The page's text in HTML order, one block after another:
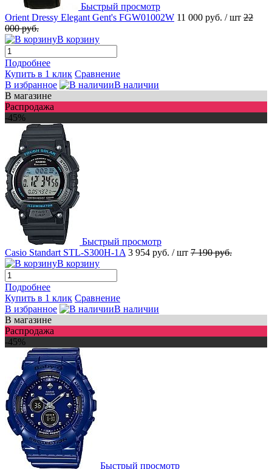
Быстрый просмотр
Orient Dressy Elegant Gent's FGW01002W 11 000 руб. / шт 22
000 руб.
В корзину
Подробнее
Купить в 1 клик Сравнение
В избранное
В наличии
В магазине
Распродажа
-45%
Быстрый просмотр
Casio Standart STL-S300H-1A 3 954 руб. / шт 7 190 руб.
В корзину
Подробнее
Купить в 1 клик Сравнение
В избранное
В наличии
В магазине
Распродажа
-45%
Быстрый просмотр